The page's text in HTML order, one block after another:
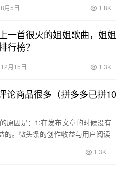
月5日 1.8K
一首很火的姐姐歌曲，姐姐
行榜？
月15日 1.3K
论商品很多（拼多多已拼10
原因是：1:在发布文章的时候没有
的。微头条的创作收益与用户阅读
1.3K